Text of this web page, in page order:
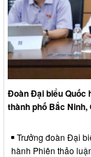
Đoàn Đại biểu Quốc
thành phố Bắc
Trưởng đoàn Đại
hành Phiên thảo